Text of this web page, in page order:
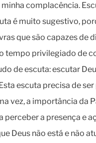
complacência.
é muito sugestivo,
que são capazes de
tempo privilegiado de
de escuta: escutar
escuta precisa de
vez, a importância da
perceber a presença e
Deus não está e não